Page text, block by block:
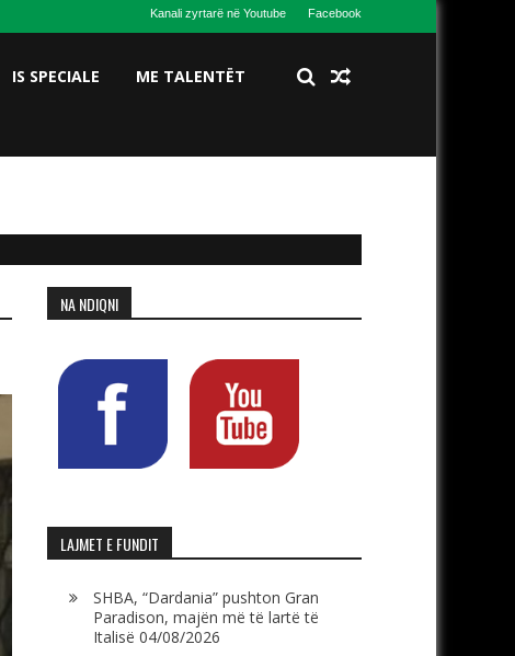
Kanali zyrtarë në Youtube Facebook
IS SPECIALE ME TALENTËT
NA NDIQNI
LAJMET E FUNDIT
SHBA, “Dardania” pushton Gran
Paradison, majën më të lartë të
Italisë 04/08/2026